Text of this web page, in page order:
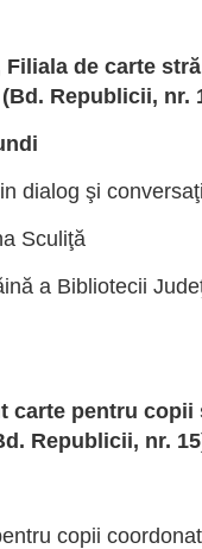
Filiala de carte
Republicii, nr.
dialog şi
Sculiţă
a Bibliotecii
carte pentru
Republicii, nr.
copii